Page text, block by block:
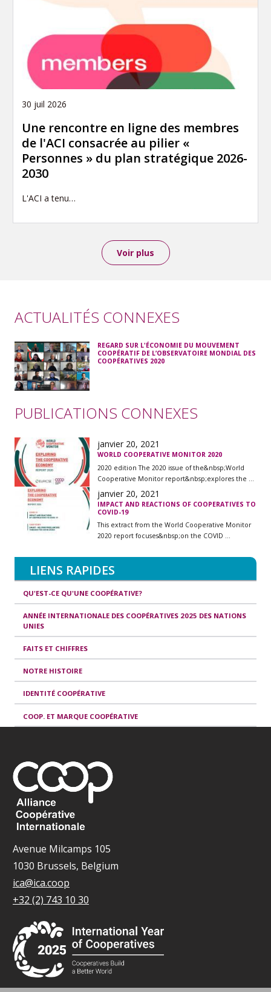
30 juil 2026
Une rencontre en ligne des membres
de l'ACI consacrée au pilier «
Personnes » du plan stratégique 2026-
2030
L'ACI a tenu…
Voir plus
ACTUALITÉS CONNEXES
REGARD SUR L'ÉCONOMIE DU MOUVEMENT
COOPÉRATIF DE L’OBSERVATOIRE MONDIAL DES
COOPÉRATIVES 2020
PUBLICATIONS CONNEXES
janvier 20, 2021
WORLD COOPERATIVE MONITOR 2020
2020 edition The 2020 issue of the&nbsp;World
Cooperative Monitor report&nbsp;explores the ...
janvier 20, 2021
IMPACT AND REACTIONS OF COOPERATIVES TO
COVID-19
This extract from the World Cooperative Monitor
2020 report focuses&nbsp;on the COVID ...
LIENS RAPIDES
QU'EST-CE QU'UNE COOPÉRATIVE?
ANNÉE INTERNATIONALE DES COOPÉRATIVES 2025 DES NATIONS
UNIES
FAITS ET CHIFFRES
NOTRE HISTOIRE
IDENTITÉ COOPÉRATIVE
COOP. ET MARQUE COOPÉRATIVE
Avenue Milcamps 105
1030 Brussels, Belgium
ica@ica.coop
+32 (2) 743 10 30